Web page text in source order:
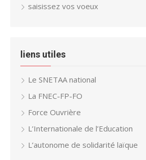
saisissez vos voeux
liens utiles
Le SNETAA national
La FNEC-FP-FO
Force Ouvrière
L’Internationale de l’Education
L’autonome de solidarité laïque